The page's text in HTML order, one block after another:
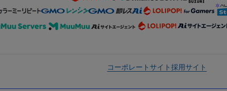
コーポレートサイト採用サイト